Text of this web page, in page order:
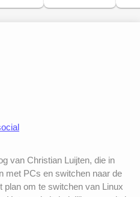
van Christian Luijten, die in
met PCs en switchen naar de
plan om te switchen van Linux